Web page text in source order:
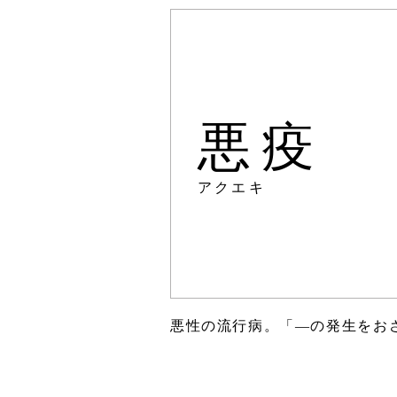
悪疫
アクエキ
悪性の流行病。「―の発生をお